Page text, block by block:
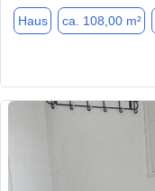
Haus ca. 108,00 m²